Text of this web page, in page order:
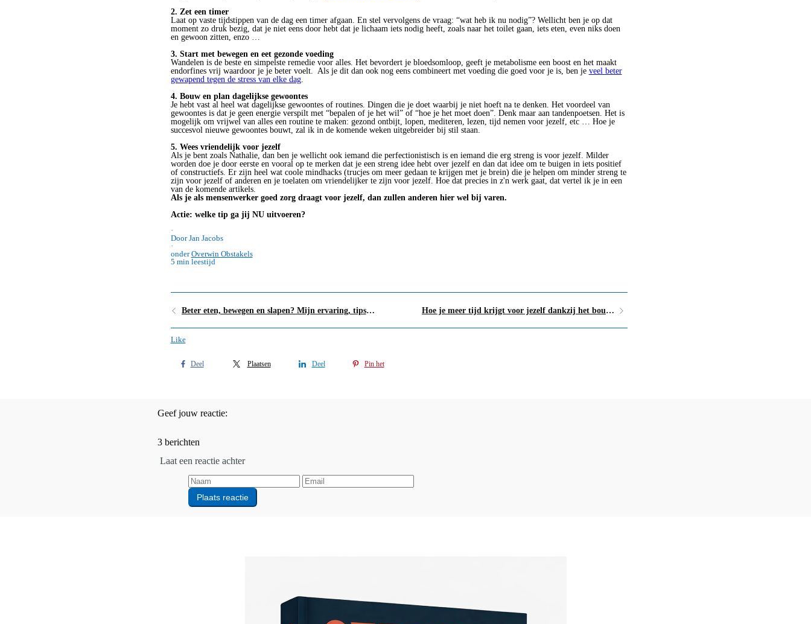
2. Zet een timer
Laat op vaste tijdstippen van de dag een timer afgaan. En stel vervolgens de vraag: “wat heb ik nu nodig”? Wellicht ben je op dat
moment zo druk bezig, dat je niet eens door hebt dat je lichaam iets nodig heeft, zoals naar het toilet gaan, iets eten, even niks doen
en gewoon zitten, enzo …
3. Start met bewegen en eet gezonde voeding
Wandelen is de beste en simpelste remedie voor alles. Het bevordert je bloedsomloop, geeft je metabolisme een boost en het maakt
endorfines vrij waardoor je je beter voelt. Als je dit dan ook nog eens combineert met voeding die goed voor je is, ben je veel beter
gewapend tegen de stress van elke dag.
4. Bouw en plan dagelijkse gewoontes
Je hebt vast al heel wat dagelijkse gewoontes of routines. Dingen die je doet waarbij je niet hoeft na te denken. Het voordeel van
gewoontes is dat je geen energie verspilt met “bepalen of je het wil” of “hoe je het moet doen”. Denk maar aan tandenpoetsen. Het is
mogelijk om vrijwel van alles een routine te maken: gezond ontbijt, lopen, mediteren, lezen, tijd nemen voor jezelf, etc … Hoe je
succesvol nieuwe gewoontes bouwt, zal ik in de komende weken uitgebreider bij stil staan.
5. Wees vriendelijk voor jezelf
Als je bent zoals Nathalie, dan ben je wellicht ook iemand die perfectionistisch is en iemand die erg streng is voor jezelf. Milder
worden doe je door eerste en vooral op te merken dat je een streng idee hebt over jezelf en dan dat idee om te buigen in iets positief
of constructiefs. Er zijn heel wat coole mindhacks (trucjes om meer gedaan te krijgen met je brein) die je helpen om minder streng te
zijn voor jezelf of anderen en je toelaten om vriendelijker te zijn voor jezelf. Hoe dat precies in z'n werk gaat, dat vertel ik je in een
van de komende artikels.
Als je als mensenwerker goed zorg draagt voor jezelf, dan zullen anderen hier wel bij varen.
Actie: welke tip ga jij NU uitvoeren?
·
Door Jan Jacobs
·
onderOverwin Obstakels
5 min leestijd
Beter eten, bewegen en slapen? Mijn ervaring, tips en tools Hoe je meer tijd krijgt voor jezelf dankzij het bouwen van je ideale week
Like
Deel Plaatsen Deel Pin het
Geef jouw reactie:
3 berichten
Laat een reactie achter